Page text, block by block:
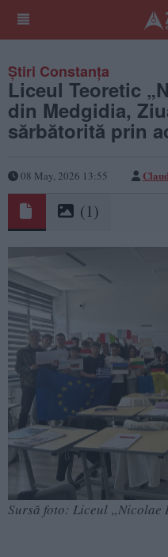
Știri Constanța
Liceul Teoretic
din Medgidia,
sărbătorită prin
08 May, 2026 13:55
(1)
Sursă foto: Liceul „Nicolae